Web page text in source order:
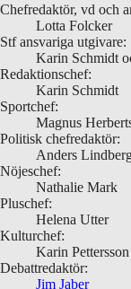
Chefredaktör, vd och
Lotta Folcker
Stf ansvariga utgivare:
Karin Schmidt
Redaktionschef:
Karin Schmidt
Sportchef:
Magnus
Politisk chefredaktör:
Anders
Nöjeschef:
Nathalie Mark
Pluschef:
Helena Utter
Kulturchef:
Karin Pettersson
Debattredaktör:
Jim Jaber